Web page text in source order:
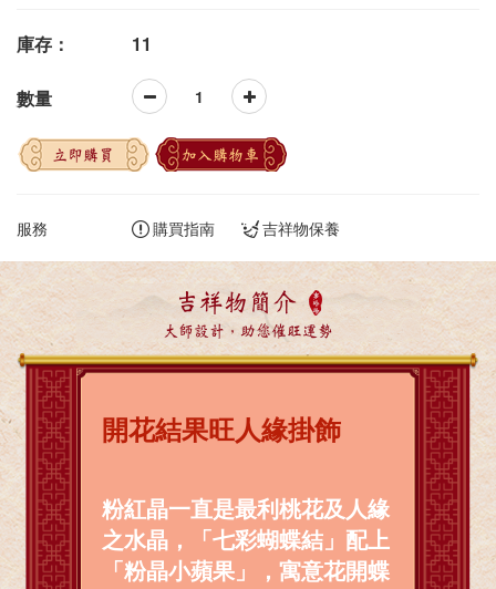
庫存： 11
數量
立即購買 加入購物車
服務 購買指南 吉祥物保養
吉祥物簡介
大師設計，助您催旺運勢
開花結果旺人緣掛飾
粉紅晶一直是最利桃花及人緣
之水晶，「七彩蝴蝶結」配上
「粉晶小蘋果」，寓意花開蝶